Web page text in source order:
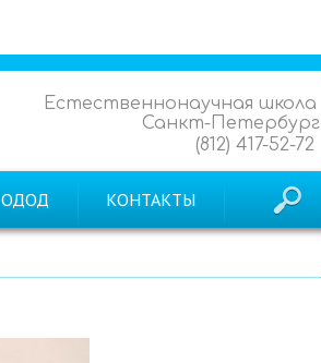
Естественнонаучная школа
Санкт-Петербург
(812) 417-52-72
ОДОД КОНТАКТЫ